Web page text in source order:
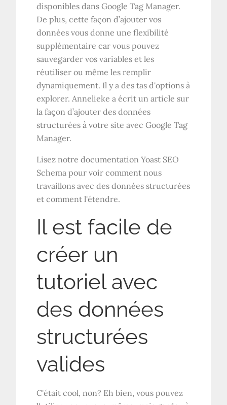
disponibles dans Google Tag Manager.
De plus, cette façon d’ajouter vos
données vous donne une flexibilité
supplémentaire car vous pouvez
sauvegarder vos variables et les
réutiliser ou même les remplir
dynamiquement. Il y a des tas d'options à
explorer. Annelieke a écrit un article sur
la façon d’ajouter des données
structurées à votre site avec Google Tag
Manager.
Lisez notre documentation Yoast SEO
Schema pour voir comment nous
travaillons avec des données structurées
et comment l'étendre.
Il est facile de
créer un
tutoriel avec
des données
structurées
valides
C'était cool, non? Eh bien, vous pouvez